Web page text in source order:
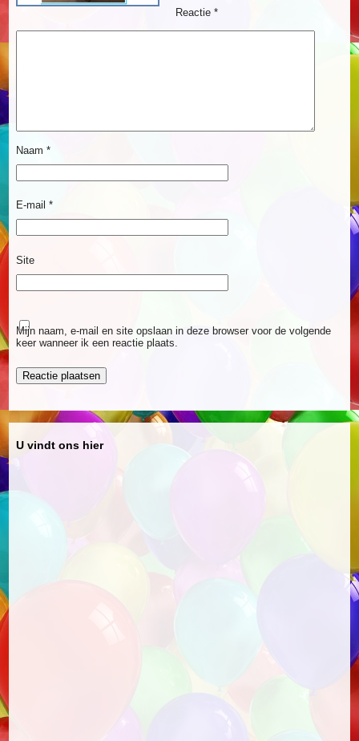
Reactie *
Naam *
E-mail *
Site
Mijn naam, e-mail en site opslaan in deze browser voor de volgende
keer wanneer ik een reactie plaats.
U vindt ons hier